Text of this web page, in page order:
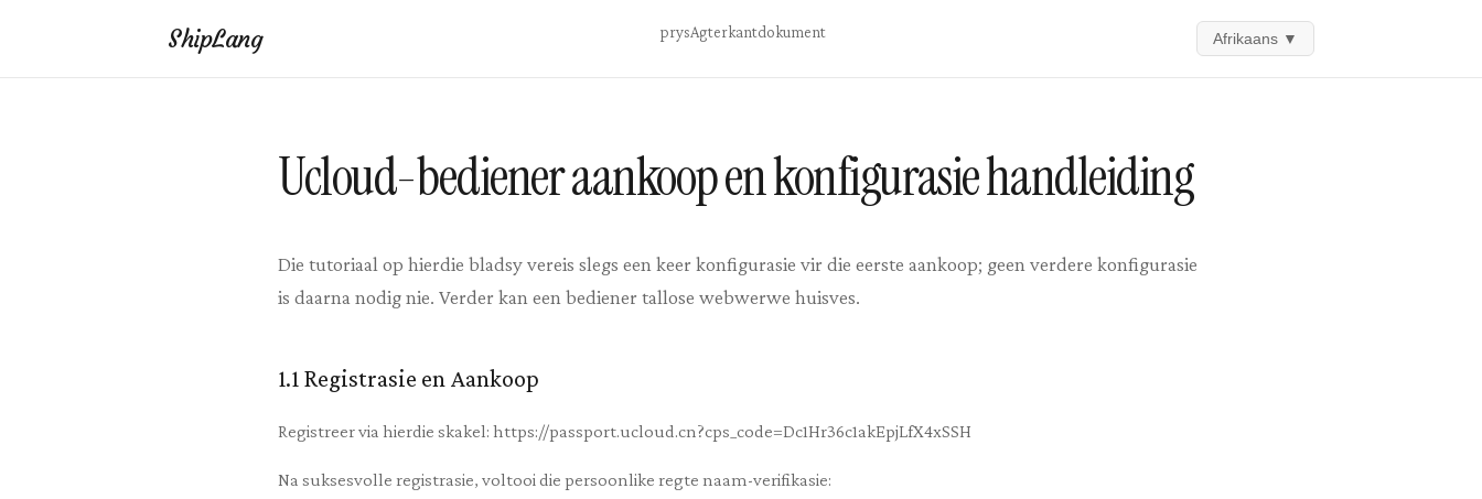
ShipLang prysAgterkantdokument Afrikaans ▼
Ucloud-bediener aankoop en konfigurasie handleiding
Die tutoriaal op hierdie bladsy vereis slegs een keer konfigurasie vir die eerste aankoop; geen verdere konfigurasie
is daarna nodig nie. Verder kan een bediener tallose webwerwe huisves.
1.1 Registrasie en Aankoop
Registreer via hierdie skakel: https://passport.ucloud.cn?cps_code=Dc1Hr36c1akEpjLfX4xSSH
Na suksesvolle registrasie, voltooi die persoonlike regte naam-verifikasie: